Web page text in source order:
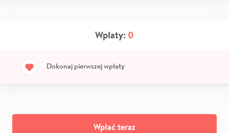
Wpłaty: 0
Dokonaj pierwszej wpłaty
Wpłać teraz